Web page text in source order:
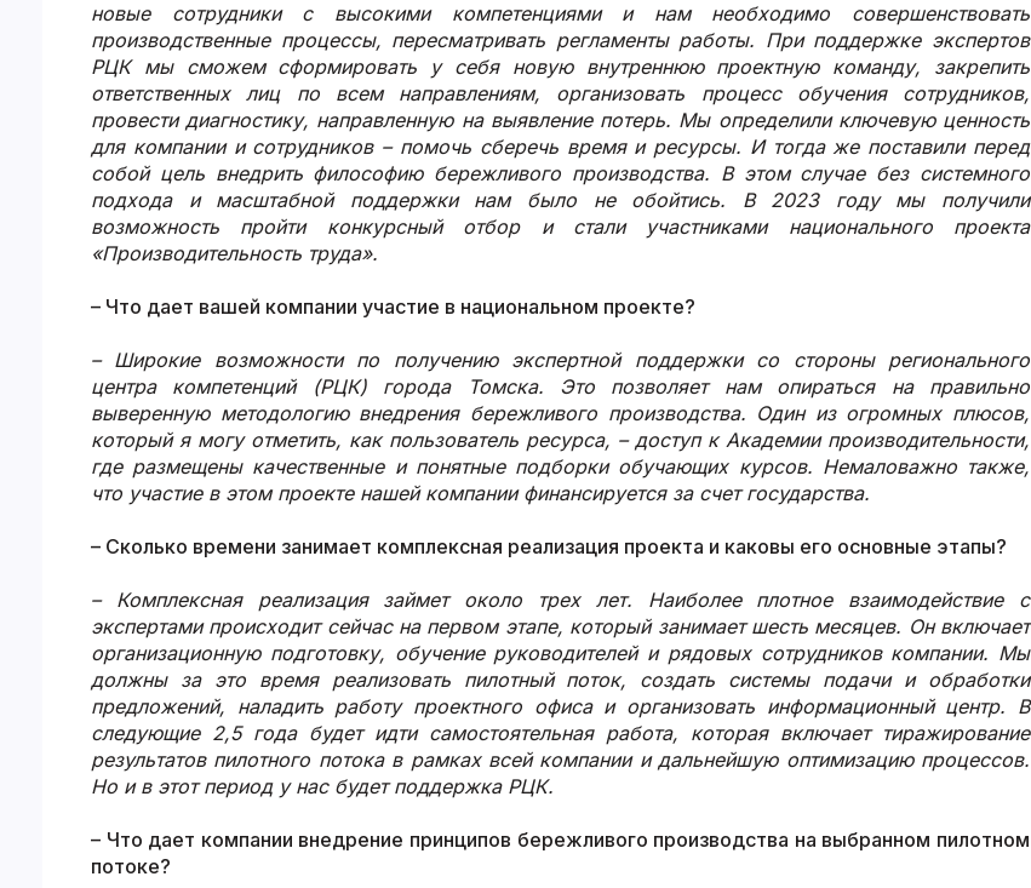
новые сотрудники с высокими компетенциями и нам необходимо совершенствовать
производственные процессы, пересматривать регламенты работы. При поддержке экспертов
РЦК мы сможем сформировать у себя новую внутреннюю проектную команду, закрепить
ответственных лиц по всем направлениям, организовать процесс обучения сотрудников,
провести диагностику, направленную на выявление потерь. Мы определили ключевую ценность
для компании и сотрудников – помочь сберечь время и ресурсы. И тогда же поставили перед
собой цель внедрить философию бережливого производства. В этом случае без системного
подхода и масштабной поддержки нам было не обойтись. В 2023 году мы получили
возможность пройти конкурсный отбор и стали участниками национального проекта
«Производительность труда».
– Что дает вашей компании участие в национальном проекте?
– Широкие возможности по получению экспертной поддержки со стороны регионального
центра компетенций (РЦК) города Томска. Это позволяет нам опираться на правильно
выверенную методологию внедрения бережливого производства. Один из огромных плюсов,
который я могу отметить, как пользователь ресурса, – доступ к Академии производительности,
где размещены качественные и понятные подборки обучающих курсов. Немаловажно также,
что участие в этом проекте нашей компании финансируется за счет государства.
– Сколько времени занимает комплексная реализация проекта и каковы его основные этапы?
– Комплексная реализация займет около трех лет. Наиболее плотное взаимодействие с
экспертами происходит сейчас на первом этапе, который занимает шесть месяцев. Он включает
организационную подготовку, обучение руководителей и рядовых сотрудников компании. Мы
должны за это время реализовать пилотный поток, создать системы подачи и обработки
предложений, наладить работу проектного офиса и организовать информационный центр. В
следующие 2,5 года будет идти самостоятельная работа, которая включает тиражирование
результатов пилотного потока в рамках всей компании и дальнейшую оптимизацию процессов.
Но и в этот период у нас будет поддержка РЦК.
– Что дает компании внедрение принципов бережливого производства на выбранном пилотном
потоке?